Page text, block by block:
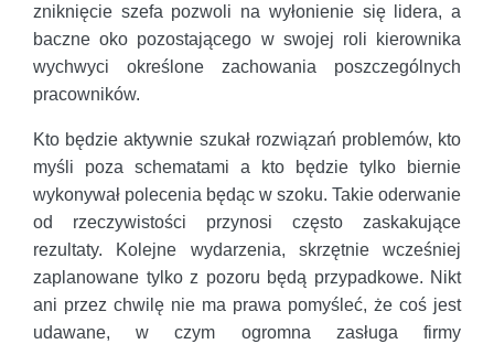
zniknięcie szefa pozwoli na wyłonienie się lidera, a
baczne oko pozostającego w swojej roli kierownika
wychwyci określone zachowania poszczególnych
pracowników.
Kto będzie aktywnie szukał rozwiązań problemów, kto
myśli poza schematami a kto będzie tylko biernie
wykonywał polecenia będąc w szoku. Takie oderwanie
od rzeczywistości przynosi często zaskakujące
rezultaty. Kolejne wydarzenia, skrzętnie wcześniej
zaplanowane tylko z pozoru będą przypadkowe. Nikt
ani przez chwilę nie ma prawa pomyśleć, że coś jest
udawane, w czym ogromna zasługa firmy